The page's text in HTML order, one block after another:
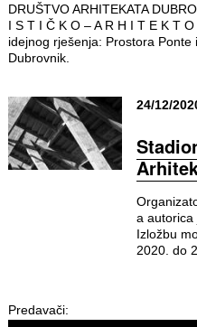
DRUŠTVO ARHITEKATA
I S T I Č K O – A R H I T E K T
idejnog rješenja: Prostora
Dubrovnik.
24/12/
a autorica
Izložbu
2020. do
Predavači: